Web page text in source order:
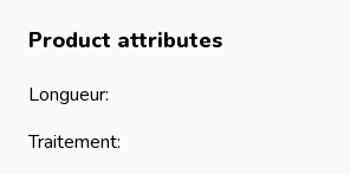
Product attributes
Longueur:
Traitement: